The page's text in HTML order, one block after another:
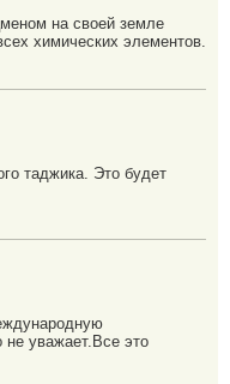
на своей земле
химических элементов.
таджика. Это будет
не уважает.Все это